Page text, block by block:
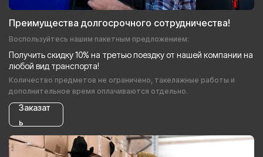
Преимущества долгосрочного сотрудничества!
Воспользуйтесь нашим пакетным предложением:
Получить скидку 10% на третью поездку от нашей компании на
любой вид транспорта!
Количество предметов не ограничено, такелажные работы и
дополнительное время оплачиваются отдельно.
Заказат
ь